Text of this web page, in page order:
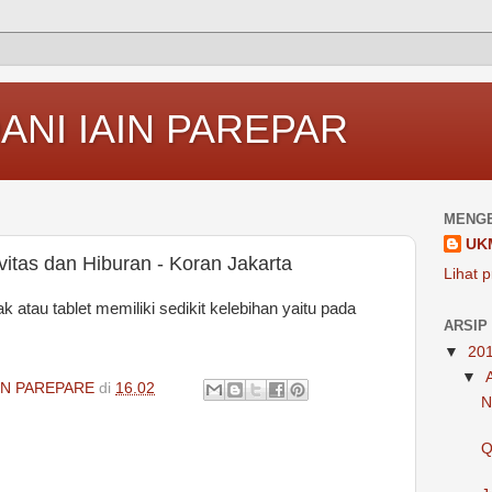
IAIN PAREPAR
dan Hiburan - Koran Jakarta
atau tablet memiliki sedikit kelebihan yaitu pada
PAREPARE di 16.02
Lihat
ARSIP
▼
▼